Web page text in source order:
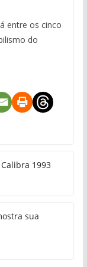
entre os cinco
do
Calibra 1993
sua